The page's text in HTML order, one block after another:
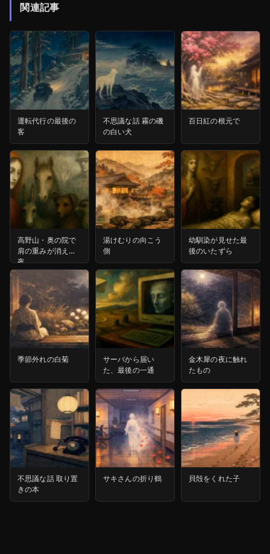
関連記事
運転代行の最後の
客
不思議な話 霧の磯
の白い犬
百日紅の根元で
高野山・奥の院で
肩の重みが消えた
夜
湯けむりの向こう
側
幼馴染が見せた最
後のいたずら
季節外れの白菊
サーバから届い
た、最後の一通
金木犀の夜に触れ
たもの
不思議な話 取り置
きの本
サキさんの折り鶴 貝殻をくれた子